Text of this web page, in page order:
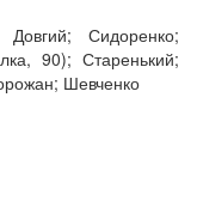
Довгий; Сидоренко;
90); Старенький;
Шевченко